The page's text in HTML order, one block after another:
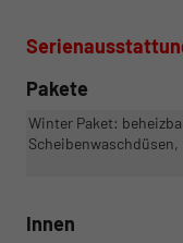
Pakete
Winter Paket:
Innen